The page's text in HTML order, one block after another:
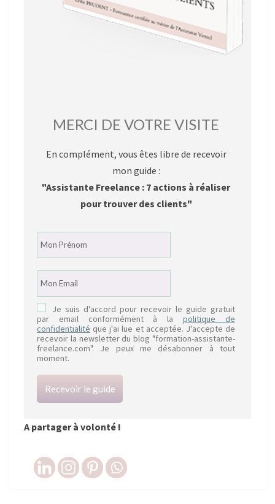
MERCI DE VOTRE VISITE
En complément, vous êtes libre de recevoir
mon guide :
"Assistante Freelance : 7 actions à réaliser
pour trouver des clients"
Je suis d'accord pour recevoir le guide gratuit
par email conformément à lapolitique de
confidentialité que j'ai lue et acceptée. J'accepte de
recevoir la newsletter du blog "formation-assistante-
freelance.com". Je peux me désabonner à tout
moment.
Recevoir le guide
A partager à volonté !